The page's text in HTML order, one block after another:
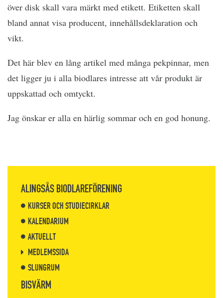
över disk skall vara märkt med etikett. Etiketten skall
bland annat visa producent, innehållsdeklaration och
vikt.
Det här blev en lång artikel med många pekpinnar, men
det ligger ju i alla biodlares intresse att vår produkt är
uppskattad och omtyckt.
Jag önskar er alla en härlig sommar och en god honung.
ALINGSÅS BIODLAREFÖRENING
KURSER OCH STUDIECIRKLAR
KALENDARIUM
AKTUELLT
MEDLEMSSIDA
SLUNGRUM
BISVÄRM